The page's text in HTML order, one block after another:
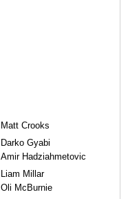
Matt Crooks
Darko Gyabi
Amir Hadziahmetovic
Liam Millar
Oli McBurnie